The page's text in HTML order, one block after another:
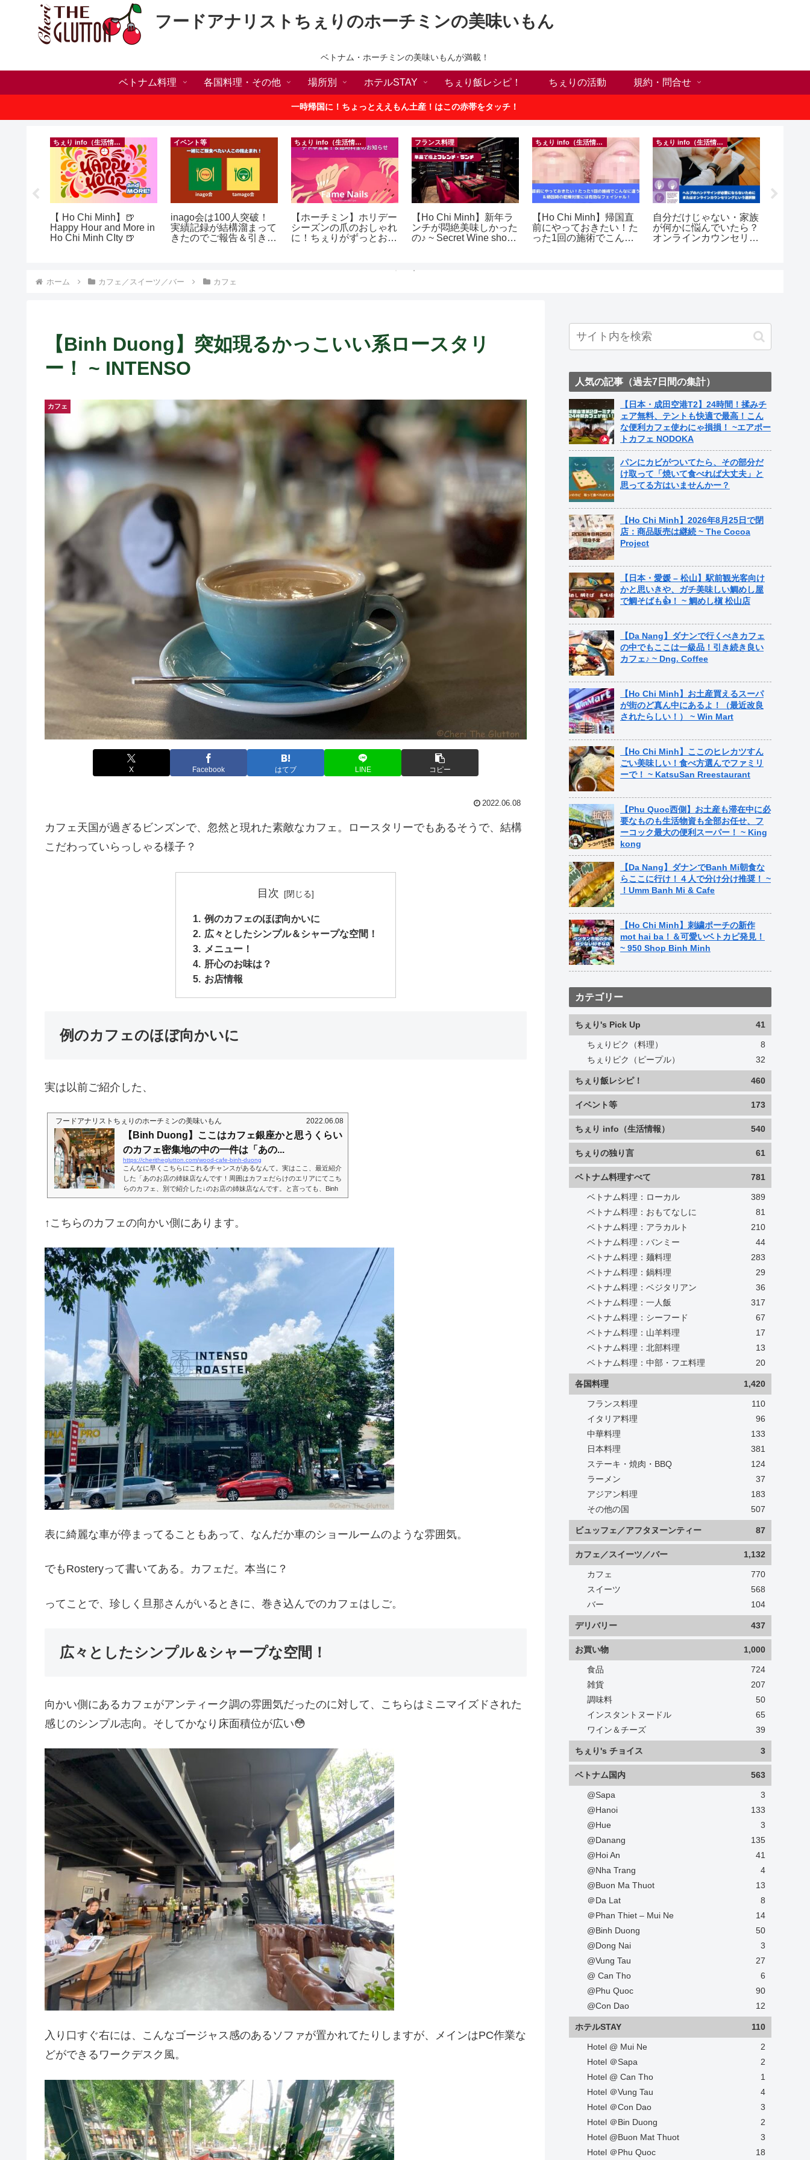
フードアナリストちぇりのホーチミンの美味いもん
ベトナム・ホーチミンの美味いもんが満載！
ベトナム料理 各国料理・その他 場所別 ホテルSTAY ちぇり飯レシピ！ ちぇりの活動 規約・問合せ
一時帰国に！ちょっとええもん土産！はこの赤帯をタッチ！
ちぇり info（生活情報）
【 Ho Chi Minh】🍺
Happy Hour and More in
Ho Chi Minh CIty 🍺
イベント等
inago会は100人突破！
実績記録が結構溜まって
きたのでご報告＆引き続
ちぇり info（生活情報）
【ホーチミン】ホリデー
シーズンの爪のおしゃれ
に！ちぇりがずっとお世
フランス料理
【Ho Chi Minh】新年ラ
ンチが悶絶美味しかった
の♪ ~ Secret Wine shop
ちぇり info（生活情報）
【Ho Chi Minh】帰国直
前にやっておきたい！た
った1回の施術でこんな
ちぇり info（生活情報）
自分だけじゃない・家族
が何かに悩んでいたら？
オンラインカウンセリン
ホーム カフェ／スイーツ／バー カフェ
【Binh Duong】突如現るかっこいい系ロースタリ
ー！ ~ INTENSO
カフェ
X Facebook はてブ LINE コピー
2022.06.08
カフェ天国が過ぎるビンズンで、忽然と現れた素敵なカフェ。ロースタリーでもあるそうで、結構
こだわっていらっしゃる様子？
目次
例のカフェのほぼ向かいに
広々としたシンプル＆シャープな空間！
メニュー！
肝心のお味は？
お店情報
例のカフェのほぼ向かいに
実は以前ご紹介した、
フードアナリストちぇりのホーチミンの美味いもん 2022.06.08
【Binh Duong】ここはカフェ銀座かと思うくらい
のカフェ密集地の中の一件は「あの...
https://cheritheglutton.com/wood-cafe-binh-duong
こんなに早くこちらにこれるチャンスがあるなんて。実はここ、最近紹介
した「あのお店の姉妹店なんです！周囲はカフェだらけのエリアにてこち
らのカフェ、別で紹介した↓のお店の姉妹店なんです。と言っても、Binh
Duong店の方がずっと古いようですが。いつか行こう、と思った数日後に
っくり。しかもどちらもとても洒落てらして。ちょっと近々と泊まり込み
でカフェ行脚にこなきゃ、って思えるくらいにはカフェが鈴なり。入り口
↑こちらのカフェの向かい側にあります。
表に綺麗な車が停まってることもあって、なんだか車のショールームのような雰囲気。
でもRosteryって書いてある。カフェだ。本当に？
ってことで、珍しく旦那さんがいるときに、巻き込んでのカフェはしご。
広々としたシンプル＆シャープな空間！
向かい側にあるカフェがアンティーク調の雰囲気だったのに対して、こちらはミニマイズドされた
感じのシンプル志向。そしてかなり床面積位が広い😳
入り口すぐ右には、こんなゴージャス感のあるソファが置かれてたりしますが、メインはPC作業な
どができるワークデスク風。
人気の記事（過去7日間の集計）
【日本・成田空港T2】24時間！揉みチ
ェア無料、テントも快適で最高！こん
な便利カフェ使わにゃ損損！ ~エアポー
トカフェ NODOKA
パンにカビがついてたら、その部分だ
け取って「焼いて食べれば大丈夫」と
思ってる方はいませんかー？
【Ho Chi Minh】2026年8月25日で閉
店：商品販売は継続 ~ The Cocoa
Project
【日本・愛媛 – 松山】駅前観光客向け
かと思いきや、ガチ美味しい鯛めし屋
で鯛そばも👍！ ~ 鯛めし槇 松山店
【Da Nang】ダナンで行くべきカフェ
の中でもここは一級品！引き続き良い
カフェ♪ ~ Dng. Coffee
【Ho Chi Minh】お土産買えるスーパ
が街のど真ん中にあるよ！（最近改良
されたらしい！） ~ Win Mart
【Ho Chi Minh】ここのヒレカツすん
ごい美味しい！食べ方選んでファミリ
ーで！ ~ KatsuSan Rreestaurant
【Phu Quoc西側】お土産も滞在中に必
要なものも生活物資も全部お任せ、フ
ーコック最大の便利スーパー！ ~ King
kong
【Da Nang】ダナンでBanh Mi朝食な
らここに行け！４人で分け分け推奨！ ~
！Umm Banh Mi & Cafe
【Ho Chi Minh】刺繍ポーチの新作
mot hai ba！＆可愛いベトカピ発見！
~ 950 Shop Binh Minh
カテゴリー
ちぇり's Pick Up 41
ちぇりピク（料理）
8
ちぇりピク（ピープル）
32
ちぇり飯レシピ！ 460
イベント等 173
ちぇり info（生活情報） 540
ちぇりの独り言 61
ベトナム料理すべて 781
ベトナム料理：ローカル
389
ベトナム料理：おもてなしに
81
ベトナム料理：アラカルト
210
ベトナム料理：バンミー
44
ベトナム料理：麺料理
283
ベトナム料理：鍋料理
29
ベトナム料理：ベジタリアン
36
ベトナム料理：一人飯
317
ベトナム料理：シーフード
67
ベトナム料理：山羊料理
17
ベトナム料理：北部料理
13
ベトナム料理：中部・フエ料理
20
各国料理 1,420
フランス料理
110
イタリア料理
96
中華料理
133
日本料理
381
ステーキ・焼肉・BBQ
124
ラーメン
37
アジアン料理
183
その他の国
507
ビュッフェ／アフタヌーンティー 87
カフェ／スイーツ／バー 1,132
カフェ
770
スイーツ
568
バー
104
デリバリー 437
お買い物 1,000
食品
724
雑貨
207
調味料
50
インスタントヌードル
65
ワイン＆チーズ
39
ちぇり's チョイス 3
ベトナム国内 563
@Sapa
3
@Hanoi
133
@Hue
3
@Danang
135
@Hoi An
41
@Nha Trang
4
@Buon Ma Thuot
13
＠Da Lat
8
＠Phan Thiet – Mui Ne
14
@Binh Duong
50
@Dong Nai
3
@Vung Tau
27
@ Can Tho
6
@Phu Quoc
90
@Con Dao
12
ホテルSTAY 110
Hotel @ Mui Ne
2
Hotel ＠Sapa
2
Hotel @ Can Tho
1
Hotel ＠Vung Tau
4
Hotel ＠Con Dao
3
Hotel ＠Bin Duong
2
Hotel @Buon Mat Thuot
3
Hotel ＠Phu Quoc
18